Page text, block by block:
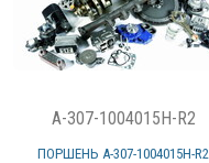
A-307-1004015H-R2
ПОРШЕНЬ А-307-1004015H-R2